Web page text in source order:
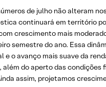
de julho não alteram
continuará em território
crescimento mais
semestre do ano. Essa
e o avanço mais suave da
além do aperto das condições
assim, projetamos